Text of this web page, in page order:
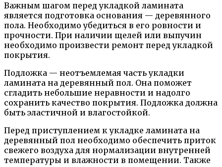
Важным шагом перед укладкой ламината
является подготовка основания — деревянного
пола. Необходимо убедиться в его ровности и
прочности. При наличии щелей или выпучин
необходимо произвести ремонт перед укладкой
покрытия.
Подложка — неотъемлемая часть укладки
ламината на деревянный пол. Она поможет
сгладить небольшие неравности и надолго
сохранить качество покрытия. Подложка должна
быть эластичной и влагостойкой.
Перед приступлением к укладке ламината на
деревянный пол необходимо обеспечить приток
свежего воздуха для нормализации внутренней
температуры и влажности в помещении. Также